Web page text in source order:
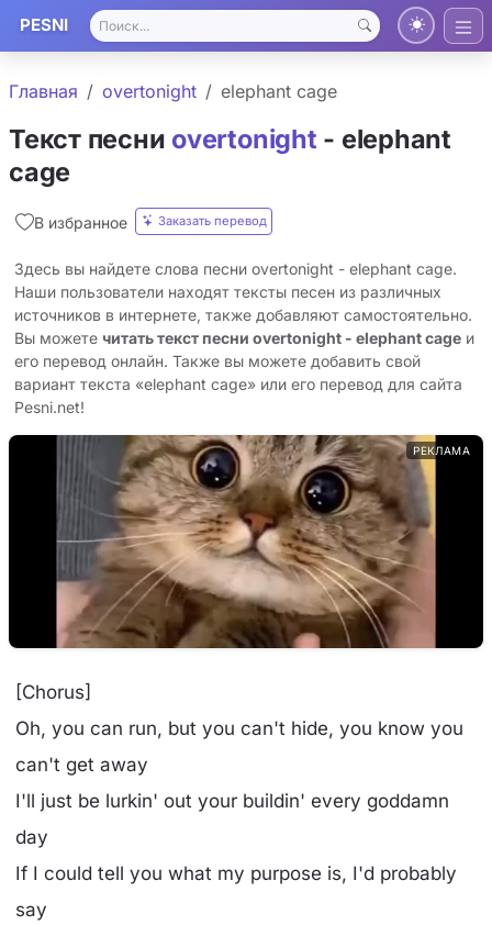
PESNI
Главная overtonight elephant cage
Текст песни overtonight - elephant
cage
В избранное Заказать перевод
Здесь вы найдете слова песни overtonight - elephant cage.
Наши пользователи находят тексты песен из различных
источников в интернете, также добавляют самостоятельно.
Вы можете читать текст песни overtonight - elephant cage и
его перевод онлайн. Также вы можете добавить свой
вариант текста «elephant cage» или его перевод для сайта
Pesni.net!
РЕКЛАМА
[Chorus]
Oh, you can run, but you can't hide, you know you
can't get away
I'll just be lurkin' out your buildin' every goddamn
day
If I could tell you what my purpose is, I'd probably
say